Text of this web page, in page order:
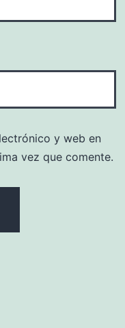
y web en
vez que comente.